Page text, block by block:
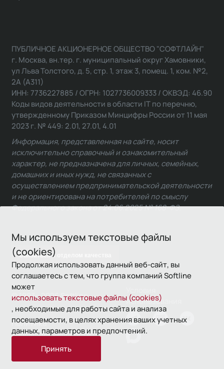
Мы используем текстовые файлы
(cookies)
Продолжая использовать данный веб-сайт, вы
соглашаетесь с тем, что группа компаний Softline
может
использовать текстовые файлы (cookies)
, необходимые для работы сайта и анализа
посещаемости, в целях хранения ваших учетных
данных, параметров и предпочтений.
Принять
Связаться с отделом качества
ПУБЛИЧНОЕ АКЦИОНЕРНОЕ ОБЩЕСТВО "СОФТЛАЙН"
г. Москва, вн.тер. г. муниципальный округ Хамовники,
ул Льва Толстого, д. 5, стр. 1, этаж 3, помещ. 1, ком. №2,
2А (А311)
ИНН: 7736227885 / ОГРН: 1027736009333 / ОКВЭД: 46.90
Коды видов деятельности в области IT по перечню,
утвержденному Приказом Минцифры России от 11 мая
2023 г. № 449: 2.01, 27.01, 4.01
Информация, представленная на сайте, носит
исключительно справочный и ознакомительный
характер, не предназначена для личных, семейных,
домашних и иных нужд, не связанных с
осуществлением предпринимательской деятельности
и не ориентирована на потребителей по смыслу
Федерального закона от 24.06.2025 № 168-ФЗ.
© 1993—2026 Softline
использования
Политика
конфиденциальности